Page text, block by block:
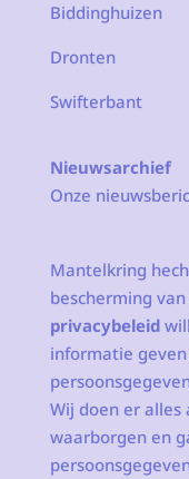
Biddinghuizen
Dronten
Swifterbant
Nieuwsarchief
Onze
Mantelkring
bescherming
privacybeleid
informatie
Wij doen er alles
waarborgen en